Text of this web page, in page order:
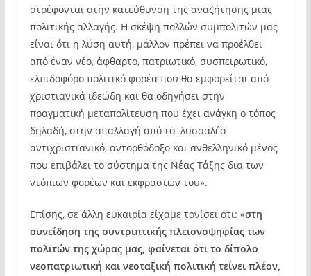
στρέφονται στην κατεύθυνση της αναζήτησης μιας
πολιτικής αλλαγής. Η σκέψη πολλών συμπολιτών μας
είναι ότι η λύση αυτή, μάλλον πρέπει να προέλθει
από έναν νέο, άφθαρτο, πατριωτικό, συσπειρωτικό,
ελπιδοφόρο πολιτικό φορέα που θα εμφορείται από
χριστιανικά ιδεώδη και θα οδηγήσει στην
πραγματική μεταπολίτευση που έχει ανάγκη ο τόπος
δηλαδή, στην απαλλαγή από το λυσσαλέο
αντιχριστιανικό, αντορθόδοξο και ανθελληνικό μένος
που επιβάλει το σύστημα της Νέας Τάξης δια των
ντόπιων φορέων και εκφραστών του».
Επίσης, σε άλλη ευκαιρία είχαμε τονίσει ότι: «στη
συνείδηση της συντριπτικής πλειονοψηφίας των
πολιτών της χώρας μας, φαίνεται ότι το δίπολο
νεοπατριωτική και νεοταξική πολιτική τείνει πλέον,